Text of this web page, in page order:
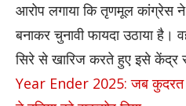
आरोप लगाया कि तृणमूल कांग्रेस
बनाकर चुनावी फायदा उठाया है।
सिरे से खारिज करते हुए इसे केंद्र
Year Ender 2025: जब कुदरत